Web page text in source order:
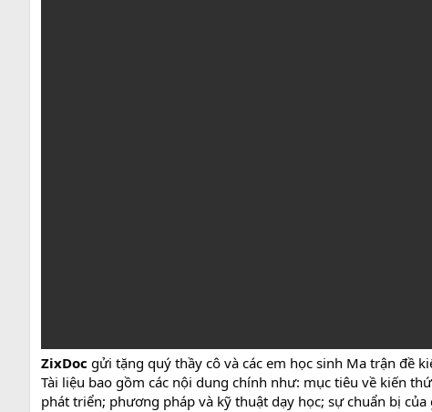
ZixDoc gửi tặng quý thầy cô và các em học sinh Ma trận đề
Tài liệu bao gồm các nội dung chính như: mục tiêu về kiến
phát triển; phương pháp và kỹ thuật dạy học; sự chuẩn bị